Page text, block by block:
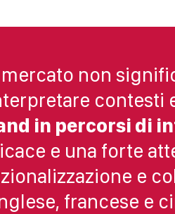
non
in percorsi di
e una forte
e
francese e